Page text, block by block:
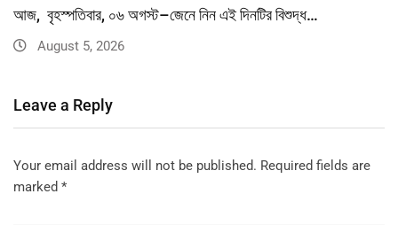
আজ, বৃহস্পতিবার, ০৬ অগস্ট–জেনে নিন এই দিনটির বিশুদ্ধ…
August 5, 2026
Leave a Reply
Your email address will not be published. Required fields are
marked *